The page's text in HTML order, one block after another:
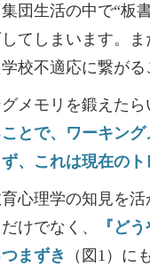
団生活の中で“板
てしまいます。
校不適応に繋がる
メモリを鍛えた
とで、ワーキン
、これは現在の
心理学の知見を
けでなく、
『ど
まずき
（図1）